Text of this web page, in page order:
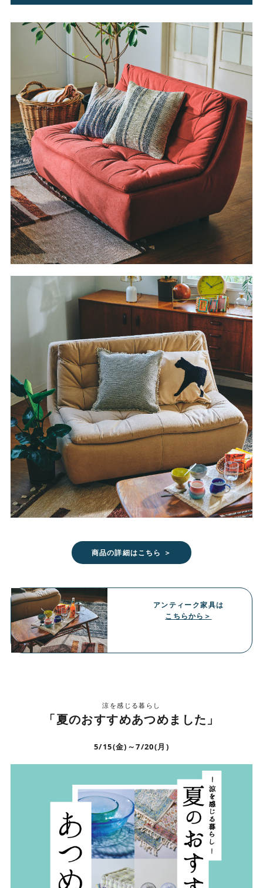
商品の詳細はこちら ＞
アンティーク家具は
こちらから＞
涼を感じる暮らし
「夏のおすすめあつめました」
5/15(金)～7/20(月)